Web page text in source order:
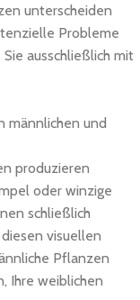
unterscheiden
Probleme
ausschließlich mit
männlichen und
produzieren
oder winzige
schließlich
visuellen
Pflanzen
Ihre weiblichen